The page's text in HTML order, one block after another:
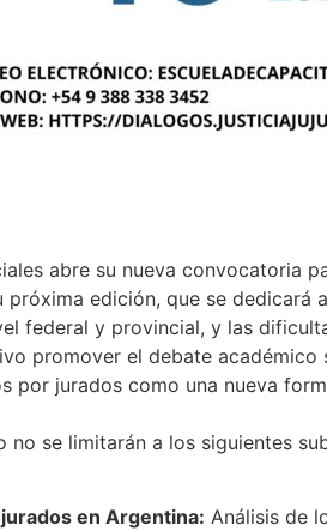
abre su nueva convocatoria
edición, que se dedicará
federal y provincial, y las
promover el debate
por jurados como una nueva
se limitarán a los siguientes
en Argentina: Análisis de